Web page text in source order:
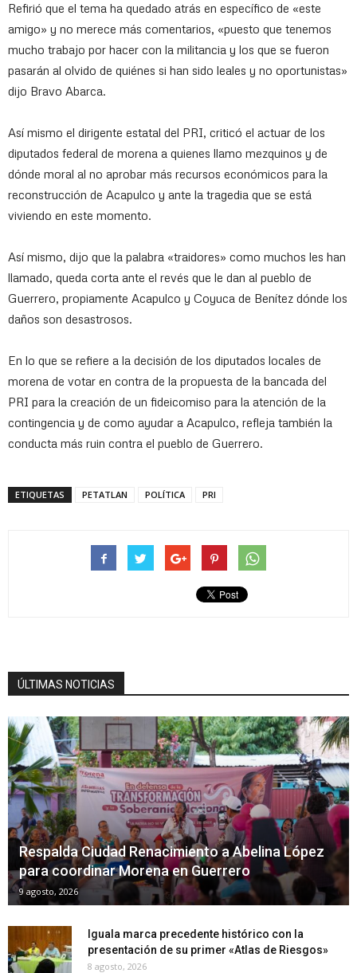
Refirió que el tema ha quedado atrás en específico de «este
amigo» y no merece más comentarios, «puesto que tenemos
mucho trabajo por hacer con la militancia y los que se fueron
pasarán al olvido de quiénes si han sido leales y no oportunistas»
dijo Bravo Abarca.
Así mismo el dirigente estatal del PRI, criticó el actuar de los
diputados federal de morena a quienes llamo mezquinos y de
dónde moral al no aprobar más recursos económicos para la
reconstrucción de Acapulco y ante la tragedia que se está
viviendo en este momento.
Así mismo, dijo que la palabra «traidores» como muchos les han
llamado, queda corta ante el revés que le dan al pueblo de
Guerrero, propiamente Acapulco y Coyuca de Benítez dónde los
daños son desastrosos.
En lo que se refiere a la decisión de los diputados locales de
morena de votar en contra de la propuesta de la bancada del
PRI para la creación de un fideicomiso para la atención de la
contingencia y de como ayudar a Acapulco, refleja también la
conducta más ruin contra el pueblo de Guerrero.
ETIQUETAS PETATLAN POLÍTICA PRI
ÚLTIMAS NOTICIAS
Respalda Ciudad Renacimiento a Abelina López
para coordinar Morena en Guerrero
9 agosto, 2026
Iguala marca precedente histórico con la
presentación de su primer «Atlas de Riesgos»
8 agosto, 2026